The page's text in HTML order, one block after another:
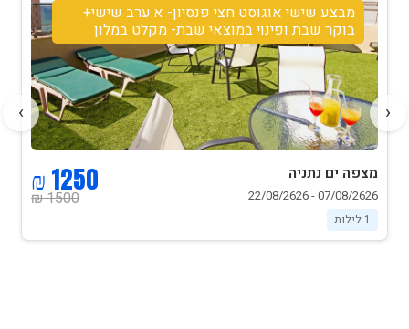
מבצע שישי אוגוסט חצי פנסיון- א.ערב שישי+
בוקר שבת ופינוי במוצאי שבת- מקלט במלון
מצפה ים נתניה
07/08/2626 - 22/08/2626
1 לילות
1500 ₪
1250 ₪
‹
›